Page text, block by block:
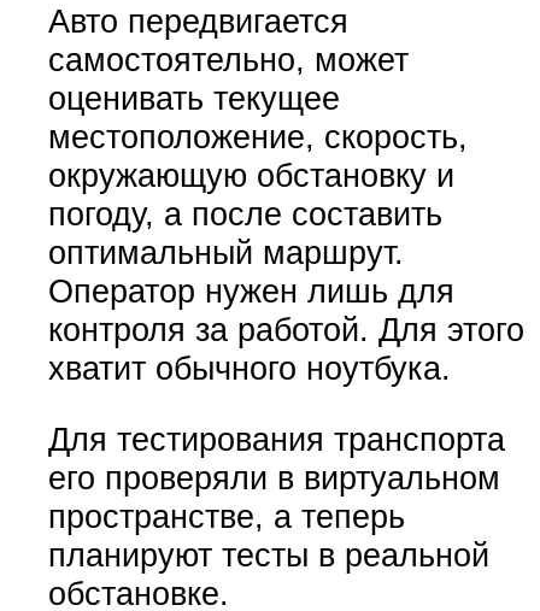
Авто передвигается
самостоятельно, может
оценивать текущее
местоположение, скорость,
окружающую обстановку и
погоду, а после составить
оптимальный маршрут.
Оператор нужен лишь для
контроля за работой. Для этого
хватит обычного ноутбука.
Для тестирования транспорта
его проверяли в виртуальном
пространстве, а теперь
планируют тесты в реальной
обстановке.